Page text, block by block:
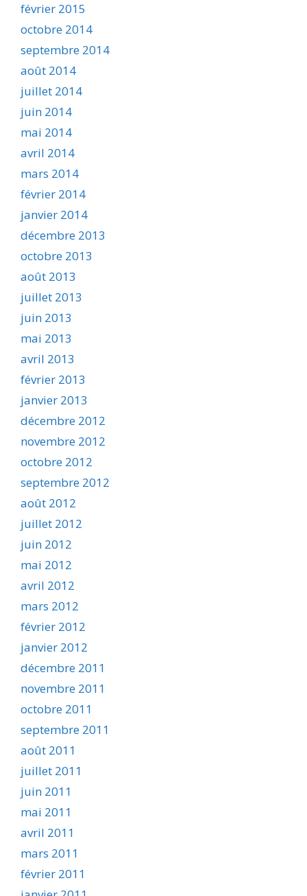
février 2015
octobre 2014
septembre 2014
août 2014
juillet 2014
juin 2014
mai 2014
avril 2014
mars 2014
février 2014
janvier 2014
décembre 2013
octobre 2013
août 2013
juillet 2013
juin 2013
mai 2013
avril 2013
février 2013
janvier 2013
décembre 2012
novembre 2012
octobre 2012
septembre 2012
août 2012
juillet 2012
juin 2012
mai 2012
avril 2012
mars 2012
février 2012
janvier 2012
décembre 2011
novembre 2011
octobre 2011
septembre 2011
août 2011
juillet 2011
juin 2011
mai 2011
avril 2011
mars 2011
février 2011